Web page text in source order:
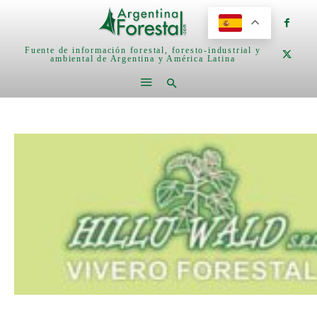
Fuente de información forestal, foresto-industrial y
ambiental de Argentina y América Latina